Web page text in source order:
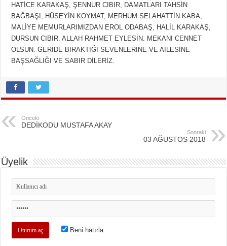
HATİCE KARAKAŞ, ŞENNUR CIBIR, DAMATLARI TAHSİN
BAĞBAŞI, HÜSEYİN KOYMAT, MERHUM SELAHATTİN KABA,
MALİYE MEMURLARIMIZDAN EROL ODABAŞ, HALİL KARAKAŞ,
DURSUN CIBIR. ALLAH RAHMET EYLESİN. MEKANI CENNET
OLSUN. GERİDE BIRAKTIĞI SEVENLERİNE VE AİLESİNE
BAŞSAĞLIĞI VE SABIR DİLERİZ.
Önceki
DEDİKODU MUSTAFA AKAY
Sonraki
03 AĞUSTOS 2018
Üyelik
Beni hatırla